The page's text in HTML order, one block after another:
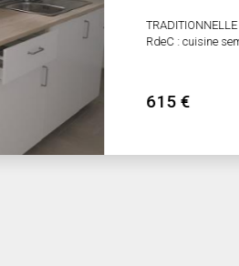
rénovée comprenant :
Voir le bien